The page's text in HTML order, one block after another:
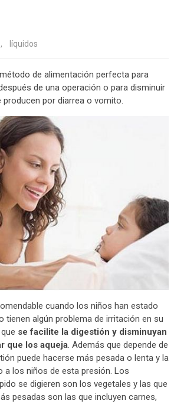
, líquidos
de alimentación perfecta para
de una operación o para disminuir
por diarrea o vomito.
cuando los niños han estado
tienen algún problema de irritación en su
se facilite la digestión y disminuyan
que los aqueja. Además que depende de
puede hacerse más pesada o lenta y la
a los niños de esta presión. Los
se digieren son los vegetales y las que
pesadas son las que incluyen carnes,